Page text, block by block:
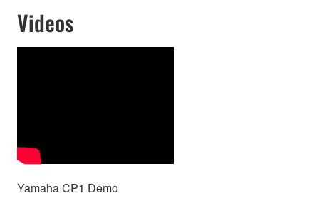
Videos
Yamaha CP1 Demo